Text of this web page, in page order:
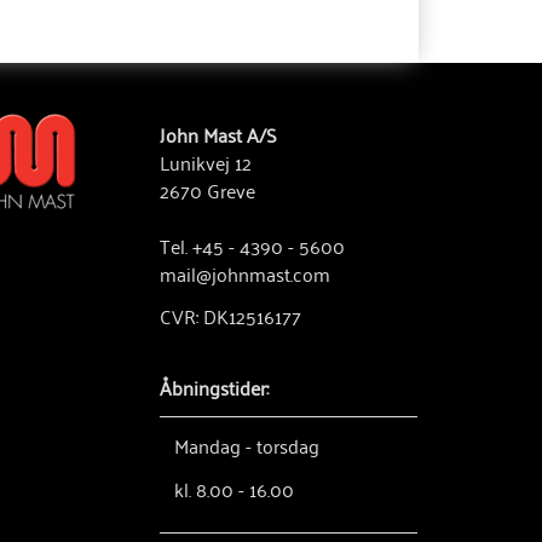
John Mast A/S
Lunikvej 12
2670 Greve
Tel. +45 - 4390 - 5600
mail@johnmast.com
CVR: DK12516177
Åbningstider:
Mandag - torsdag
kl. 8.00 - 16.00